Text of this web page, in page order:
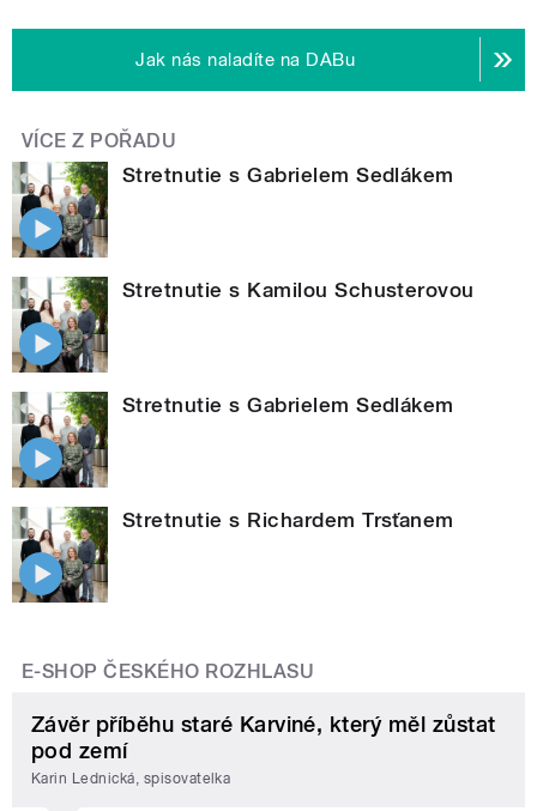
Jak nás naladíte na DABu
VÍCE Z POŘADU
Stretnutie s Gabrielem Sedlákem
Stretnutie s Kamilou Schusterovou
Stretnutie s Gabrielem Sedlákem
Stretnutie s Richardem Trsťanem
E-SHOP ČESKÉHO ROZHLASU
Závěr příběhu staré Karviné, který měl zůstat
pod zemí
Karin Lednická, spisovatelka